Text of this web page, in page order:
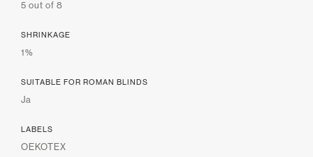
5 out of 8
SHRINKAGE
1%
SUITABLE FOR ROMAN BLINDS
Ja
LABELS
OEKOTEX